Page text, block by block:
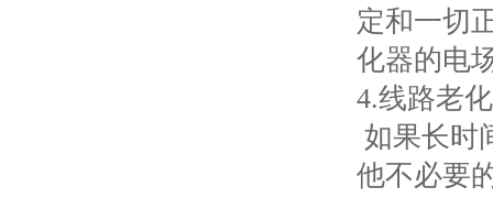
定和一切
化器的电
4.线路老化
如果长时
他不必要